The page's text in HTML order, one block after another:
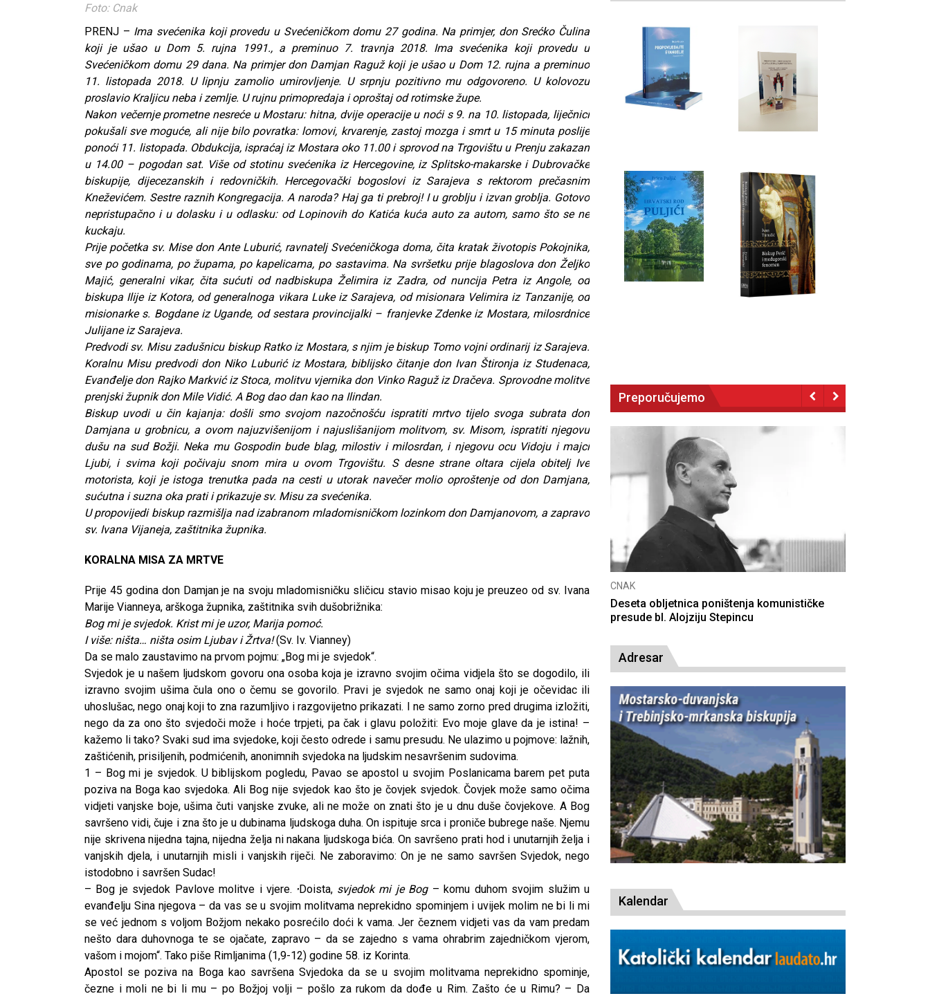
Foto: Cnak
PRENJ – Ima svećenika koji provedu u Svećeničkom domu 27 godina. Na primjer, don Srećko Čulina
koji je ušao u Dom 5. rujna 1991., a preminuo 7. travnja 2018. Ima svećenika koji provedu u
Svećeničkom domu 29 dana. Na primjer don Damjan Raguž koji je ušao u Dom 12. rujna a preminuo
11. listopada 2018. U lipnju zamolio umirovljenje. U srpnju pozitivno mu odgovoreno. U kolovozu
proslavio Kraljicu neba i zemlje. U rujnu primopredaja i oproštaj od rotimske župe.
Nakon večernje prometne nesreće u Mostaru: hitna, dvije operacije u noći s 9. na 10. listopada, liječnici
pokušali sve moguće, ali nije bilo povratka: lomovi, krvarenje, zastoj mozga i smrt u 15 minuta poslije
ponoći 11. listopada. Obdukcija, ispraćaj iz Mostara oko 11.00 i sprovod na Trgovištu u Prenju zakazan
u 14.00 – pogodan sat. Više od stotinu svećenika iz Hercegovine, iz Splitsko-makarske i Dubrovačke
biskupije, dijecezanskih i redovničkih. Hercegovački bogoslovi iz Sarajeva s rektorom prečasnim
Kneževićem. Sestre raznih Kongregacija. A naroda? Haj ga ti prebroj! I u groblju i izvan groblja. Gotovo
nepristupačno i u dolasku i u odlasku: od Lopinovih do Katića kuća auto za autom, samo što se ne
kuckaju.
Prije početka sv. Mise don Ante Luburić, ravnatelj Svećeničkoga doma, čita kratak životopis Pokojnika,
sve po godinama, po župama, po kapelicama, po sastavima. Na svršetku prije blagoslova don Željko
Majić, generalni vikar, čita sućuti od nadbiskupa Želimira iz Zadra, od nuncija Petra iz Angole, od
biskupa Ilije iz Kotora, od generalnoga vikara Luke iz Sarajeva, od misionara Velimira iz Tanzanije, od
misionarke s. Bogdane iz Ugande, od sestara provincijalki – franjevke Zdenke iz Mostara, milosrdnice
Julijane iz Sarajeva.
Predvodi sv. Misu zadušnicu biskup Ratko iz Mostara, s njim je biskup Tomo vojni ordinarij iz Sarajeva.
Koralnu Misu predvodi don Niko Luburić iz Mostara, biblijsko čitanje don Ivan Štironja iz Studenaca,
Evanđelje don Rajko Markvić iz Stoca, molitvu vjernika don Vinko Raguž iz Dračeva. Sprovodne molitve
prenjski župnik don Mile Vidić. A Bog dao dan kao na Ilindan.
Biskup uvodi u čin kajanja: došli smo svojom nazočnošću ispratiti mrtvo tijelo svoga subrata don
Damjana u grobnicu, a ovom najuzvišenijom i najuslišanijom molitvom, sv. Misom, ispratiti njegovu
dušu na sud Božji. Neka mu Gospodin bude blag, milostiv i milosrdan, i njegovu ocu Vidoju i majci
Ljubi, i svima koji počivaju snom mira u ovom Trgovištu. S desne strane oltara cijela obitelj Ive
motorista, koji je istoga trenutka pada na cesti u utorak navečer molio oproštenje od don Damjana,
sućutna i suzna oka prati i prikazuje sv. Misu za svećenika.
U propovijedi biskup razmišlja nad izabranom mladomisničkom lozinkom don Damjanovom, a zapravo
sv. Ivana Vijaneja, zaštitnika župnika.
KORALNA MISA ZA MRTVE
Prije 45 godina don Damjan je na svoju mladomisničku sličicu stavio misao koju je preuzeo od sv. Ivana
Marije Vianneya, arškoga župnika, zaštitnika svih dušobrižnika:
Bog mi je svjedok. Krist mi je uzor, Marija pomoć.
I više: ništa… ništa osim Ljubav i Žrtva!(Sv. Iv. Vianney)
Da se malo zaustavimo na prvom pojmu: „Bog mi je svjedok“.
Svjedok je u našem ljudskom govoru ona osoba koja je izravno svojim očima vidjela što se dogodilo, ili
izravno svojim ušima čula ono o čemu se govorilo. Pravi je svjedok ne samo onaj koji je očevidac ili
uhoslušac, nego onaj koji to zna razumljivo i razgovijetno prikazati. I ne samo zorno pred drugima izložiti,
nego da za ono što svjedoči može i hoće trpjeti, pa čak i glavu položiti: Evo moje glave da je istina! –
kažemo li tako? Svaki sud ima svjedoke, koji često odrede i samu presudu. Ne ulazimo u pojmove: lažnih,
zaštićenih, prisiljenih, podmićenih, anonimnih svjedoka na ljudskim nesavršenim sudovima.
1 – Bog mi je svjedok. U biblijskom pogledu, Pavao se apostol u svojim Poslanicama barem pet puta
poziva na Boga kao svjedoka. Ali Bog nije svjedok kao što je čovjek svjedok. Čovjek može samo očima
vidjeti vanjske boje, ušima čuti vanjske zvuke, ali ne može on znati što je u dnu duše čovjekove. A Bog
savršeno vidi, čuje i zna što je u dubinama ljudskoga duha. On ispituje srca i proniče bubrege naše. Njemu
nije skrivena nijedna tajna, nijedna želja ni nakana ljudskoga bića. On savršeno prati hod i unutarnjih želja i
vanjskih djela, i unutarnjih misli i vanjskih riječi. Ne zaboravimo: On je ne samo savršen Svjedok, nego
istodobno i savršen Sudac!
– Bog je svjedok Pavlove molitve i vjere.
„Doista, svjedok mi je Bog– komu duhom svojim služim u
evanđelju Sina njegova – da vas se u svojim molitvama neprekidno spominjem i uvijek molim ne bi li mi
se već jednom s voljom Božjom nekako posrećilo doći k vama. Jer čeznem vidjeti vas da vam predam
nešto dara duhovnoga te se ojačate, zapravo – da se zajedno s vama ohrabrim zajedničkom vjerom,
vašom i mojom“. Tako piše Rimljanima (1,9-12) godine 58. iz Korinta.
Apostol se poziva na Boga kao savršena Svjedoka da se u svojim molitvama neprekidno spominje,
čezne i moli ne bi li mu – po Božjoj volji – pošlo za rukom da dođe u Rim. Zašto će u Rimu? – Da
Preporučujemo
CNAK
Kad se nasilje pretvara u optužnicu
CNAK
Smrtovdan nadbiskupa Petra Čule
CNAK
Deseta obljetnica poništenja komunističke
presude bl. Alojziju Stepincu
Adresar
Kalendar